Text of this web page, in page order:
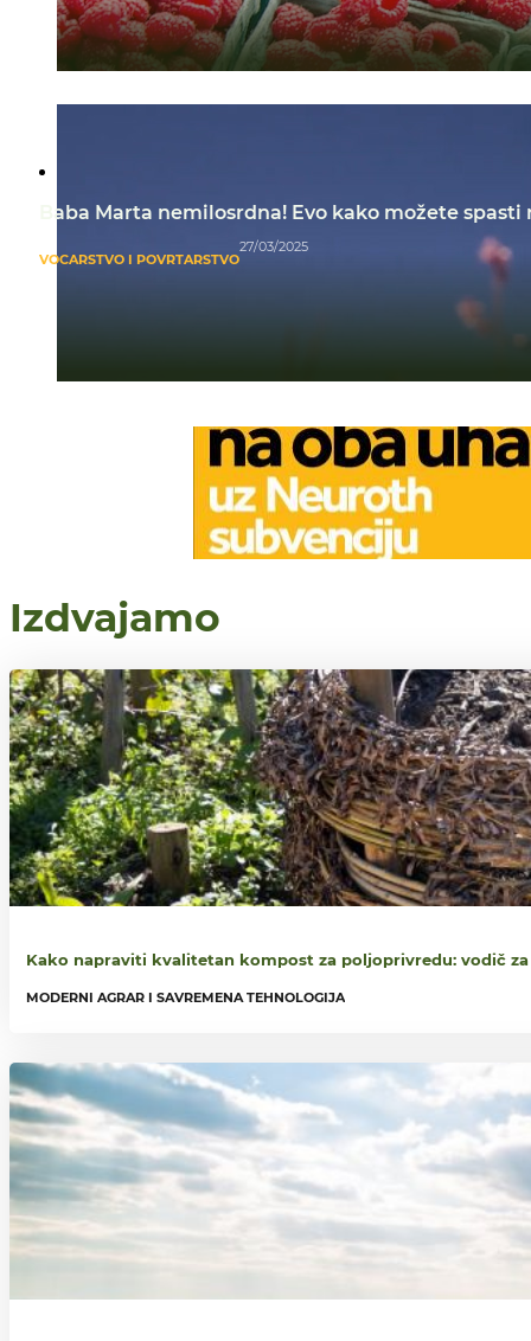
Baba Marta nemilosrdna! Evo kako možete spasti
VOĆARSTVO I POVRTARSTVO
27/03/2025
Izdvajamo
Kako napraviti kvalitetan kompost za poljoprivredu: vodič
MODERNI AGRAR I SAVREMENA TEHNOLOGIJA